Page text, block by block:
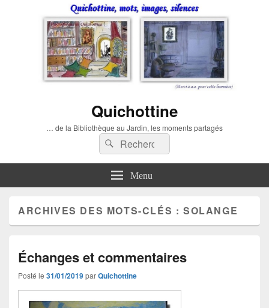
Quichottine
… de la Bibliothèque au Jardin, les moments partagés
Recherche :
Rechercher
Menu
ARCHIVES DES MOTS-CLÉS :SOLANGE
Échanges et commentaires
Posté le 31/01/2019parQuichottine